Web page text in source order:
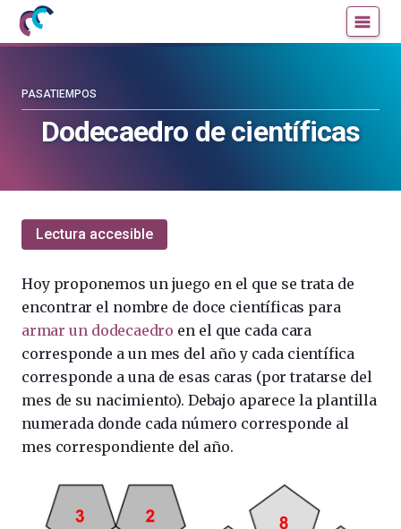
Mujeres
con
UPV/EHU
blog
UPV/EHU
Dodecaedro de científicas
PASATIEMPOS
Lectura accesible
Hoy proponemos un juego en el que se trata de
encontrar el nombre de doce científicas para
armar un dodecaedro en el que cada cara
corresponde a un mes del año y cada científica
corresponde a una de esas caras (por tratarse del
mes de su nacimiento). Debajo aparece la plantilla
numerada donde cada número corresponde al
mes correspondiente del año.